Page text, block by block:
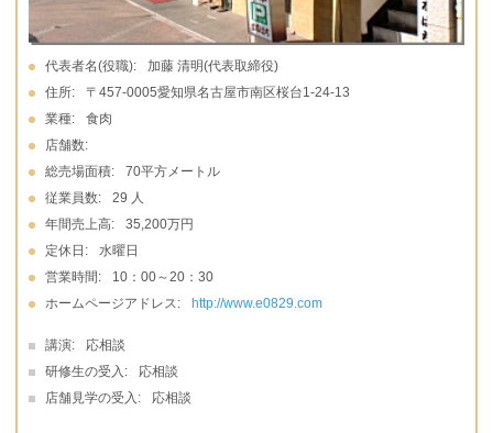
代表者名(役職):
加藤 清明(代表取締役)
住所:
〒457-0005愛知県名古屋市南区桜台1-24-13
業種:
食肉
店舗数:
総売場面積:
70平方メートル
従業員数:
29 人
年間売上高:
35,200万円
定休日:
水曜日
営業時間:
10：00～20：30
ホームページアドレス:
http://www.e0829.com
講演:
応相談
研修生の受入:
応相談
店舗見学の受入:
応相談